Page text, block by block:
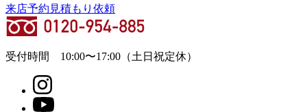
来店予約 見積もり依頼
受付時間 10:00〜17:00 （土日祝定休）